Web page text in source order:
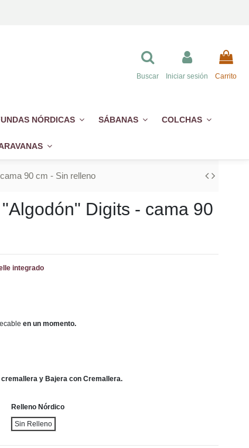
Buscar Iniciar sesión Carrito
NÓRDICAS SÁBANAS COLCHAS
90 cm - Sin relleno
Digits - cama 90
integrado
en un momento.
y Bajera con Cremallera.
Relleno Nórdico
Sin Relleno